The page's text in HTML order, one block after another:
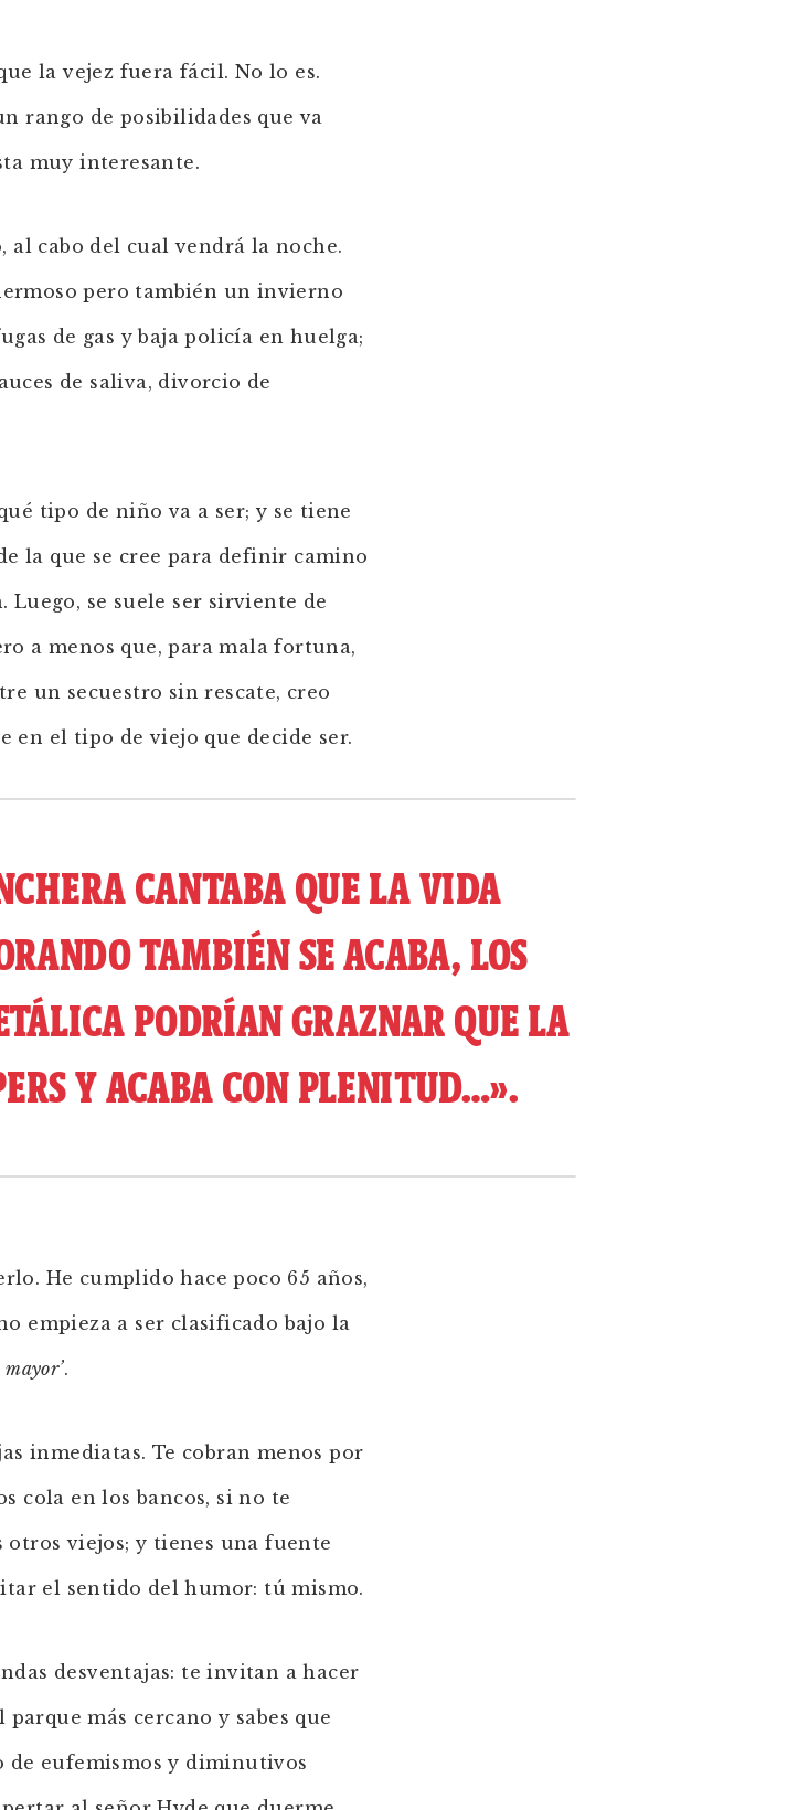
la vejez fuera fácil. No lo es.
rango de posibilidades que va
muy interesante.
al cabo del cual vendrá la noche.
pero también un invierno
de gas y baja policía en huelga;
de saliva, divorcio de
tipo de niño va a ser; y se tiene
la que se cree para definir camino
Luego, se suele ser sirviente de
a menos que, para mala fortuna,
un secuestro sin rescate, creo
en el tipo de viejo que decide ser.
CANTABA QUE LA VIDA
TAMBIÉN SE ACABA, LOS
PODRÍAN GRAZNAR QUE LA
Y ACABA CON PLENITUD…».
He cumplido hace poco 65 años,
empieza a ser clasificado bajo la
mayor’.
inmediatas. Te cobran menos por
cola en los bancos, si no te
otros viejos; y tienes una fuente
el sentido del humor: tú mismo.
desventajas: te invitan a hacer
parque más cercano y sabes que
de eufemismos y diminutivos